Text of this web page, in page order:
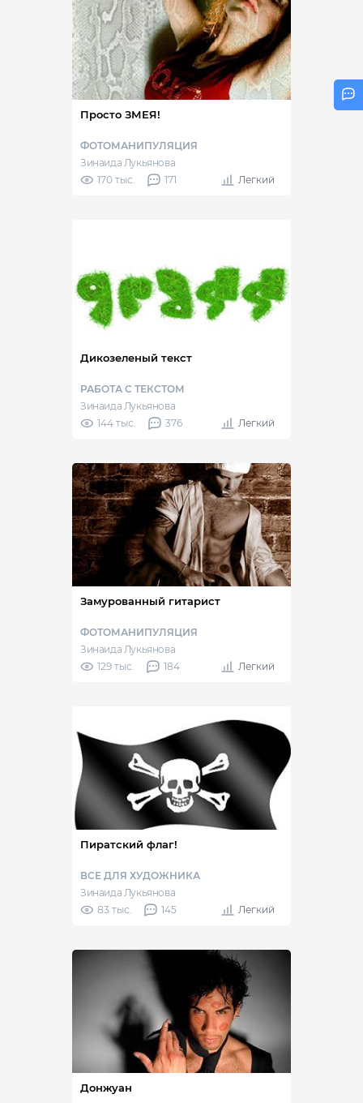
Просто ЗМЕЯ!
ФОТОМАНИПУЛЯЦИЯ
Зинаида Лукьянова
170 тыс.
171 Легкий
Дикозеленый текст
РАБОТА С ТЕКСТОМ
Зинаида Лукьянова
144 тыс.
376 Легкий
Замурованный гитарист
ФОТОМАНИПУЛЯЦИЯ
Зинаида Лукьянова
129 тыс.
184 Легкий
Пиратский флаг!
ВСЕ ДЛЯ ХУДОЖНИКА
Зинаида Лукьянова
83 тыс.
145 Легкий
Донжуан